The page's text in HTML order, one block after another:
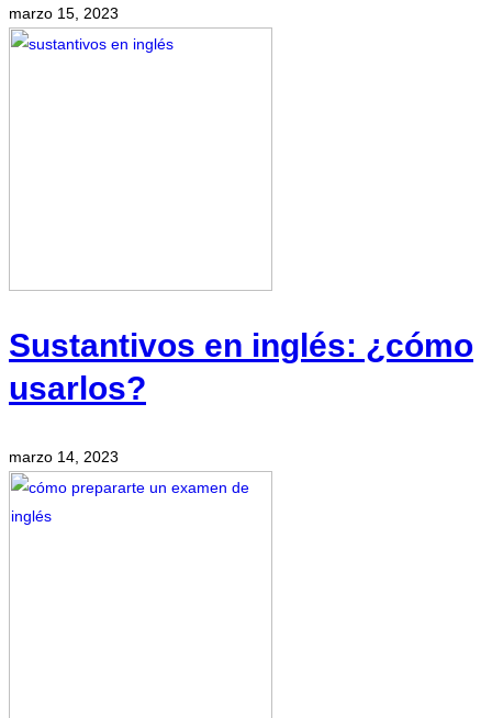
marzo 15, 2023
Sustantivos en inglés: ¿cómo
usarlos?
marzo 14, 2023